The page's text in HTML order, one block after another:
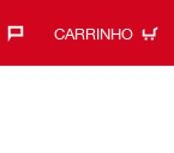
CARRINHO